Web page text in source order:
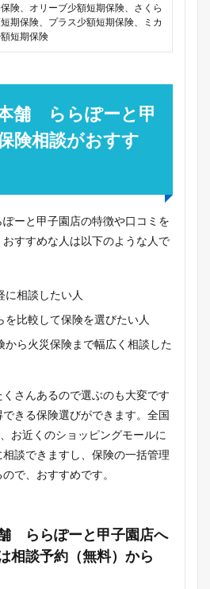
険、オリーブ少額短期保険、さくら
期保険、プラス少額短期保険、ミカ
短期保険
舗 ららぽーと甲
険相談がおすす
ーと甲子園店の特徴や口コミを
すすめな人は以下のような人で
に相談したい人
を比較して保険を選びたい人
から火災保険まで幅広く相談した
さんあるので選ぶのも大変です
きる保険選びができます。全国
お近くのショッピングモールに
談できますし、保険の一括管理
で、おすすめです。
ららぽーと甲子園店へ
相談予約（無料）から